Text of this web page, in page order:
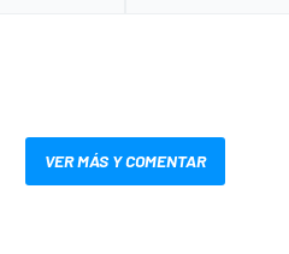
VER MÁS Y COMENTAR